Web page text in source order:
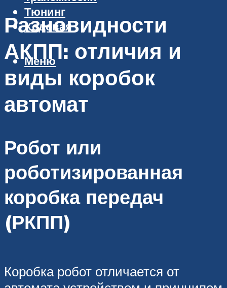
Тюнинг
Ходовая
Меню
Разновидности
АКПП: отличия и
виды коробок
автомат
Робот или
роботизированная
коробка передач
(РКПП)
Коробка робот отличается от